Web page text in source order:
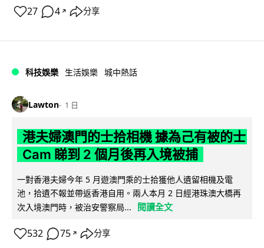
27 4 ↗ 分享
科技娛樂 生活娛樂 城中熱話
Lawton 1 日
港夫婦澳門的士拾相機 據為己有被的士
Cam 睇到 2 個月後再入境被捕
一對香港夫婦今年 5 月遊澳門乘的士拾獲他人遺留相機及電
池，拾遺不報並帶返香港自用。兩人本月 2 日經港珠澳大橋再
次入境澳門時，被治安警察局...
閱讀全文
532 75 ↗ 分享